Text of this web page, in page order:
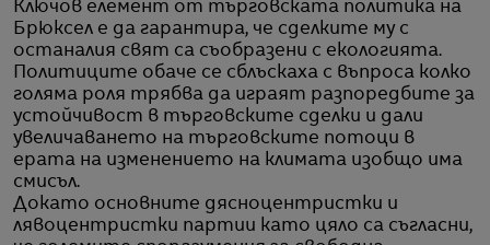
Ключов елемент от търговската политика на
Брюксел е да гарантира, че сделките му с
останалия свят са съобразени с екологията.
Политиците обаче се сблъскаха с въпроса колко
голяма роля трябва да играят разпоредбите за
устойчивост в търговските сделки и дали
увеличаването на търговските потоци в
ерата на изменението на климата изобщо има
смисъл.
Докато основните дясноцентристки и
лявоцентристки партии като цяло са съгласни,